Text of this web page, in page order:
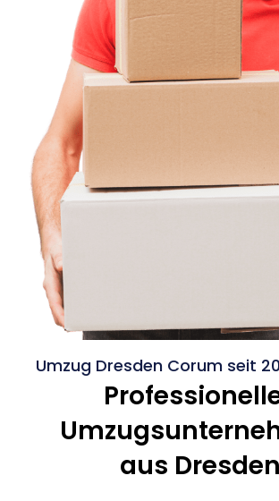
Umzug Dresden Corum seit
aus Dresden